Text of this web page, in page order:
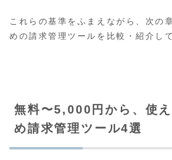
これらの基準をふまえながら、次の
めの請求管理ツールを比較・紹介し
無料〜5,000円から、使
め請求管理ツール4選